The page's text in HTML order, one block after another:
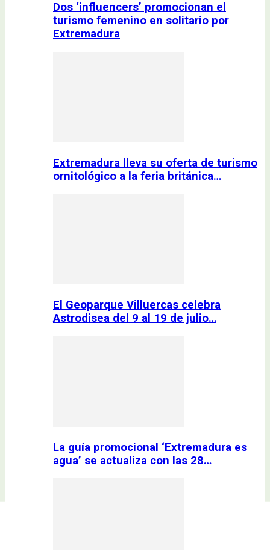
Dos ‘influencers’ promocionan el
turismo femenino en solitario por
Extremadura
Extremadura lleva su oferta de turismo
ornitológico a la feria británica…
El Geoparque Villuercas celebra
Astrodisea del 9 al 19 de julio…
La guía promocional ‘Extremadura es
agua’ se actualiza con las 28…